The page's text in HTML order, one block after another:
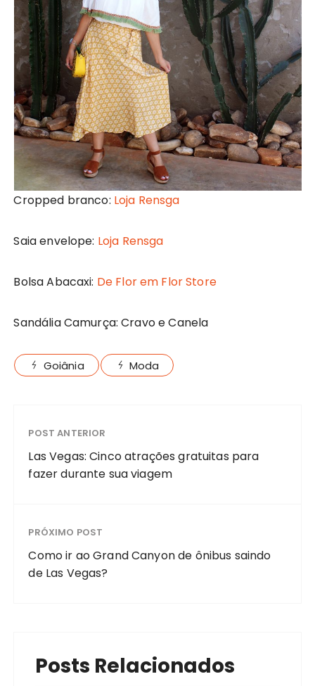
Cropped branco: Loja Rensga
Saia envelope: Loja Rensga
Bolsa Abacaxi: De Flor em Flor Store
Sandália Camurça: Cravo e Canela
Goiânia Moda
POST ANTERIOR
Las Vegas: Cinco atrações gratuitas para
fazer durante sua viagem
PRÓXIMO POST
Como ir ao Grand Canyon de ônibus saindo
de Las Vegas?
Posts Relacionados